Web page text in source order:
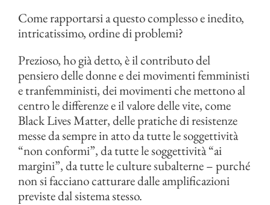
Come rapportarsi a questo complesso e inedito,
intricatissimo, ordine di problemi?
Prezioso, ho già detto, è il contributo del
pensiero delle donne e dei movimenti femministi
e tranfemministi, dei movimenti che mettono al
centro le differenze e il valore delle vite, come
Black Lives Matter, delle pratiche di resistenze
messe da sempre in atto da tutte le soggettività
“non conformi”, da tutte le soggettività “ai
margini”, da tutte le culture subalterne – purché
non si facciano catturare dalle amplificazioni
previste dal sistema stesso.